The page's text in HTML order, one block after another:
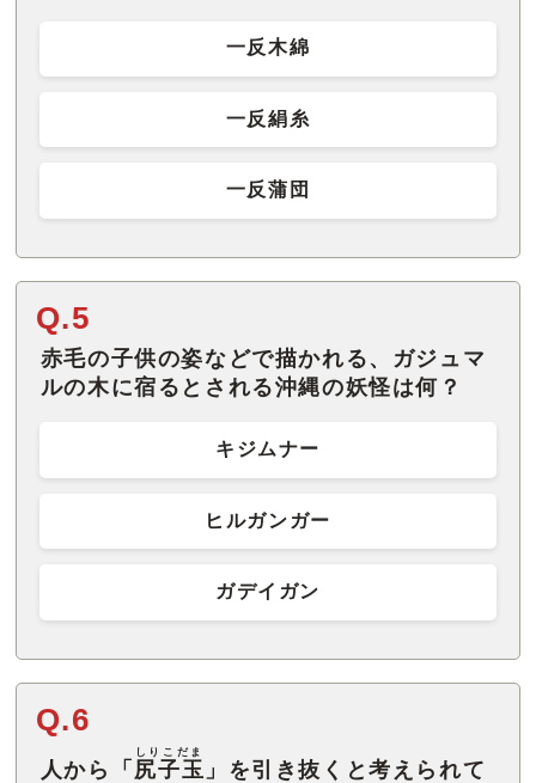
一反木綿
一反絹糸
一反蒲団
Q.5
赤毛の子供の姿などで描かれる、ガジュマ
ルの木に宿るとされる沖縄の妖怪は何？
キジムナー
ヒルガンガー
ガデイガン
Q.6
人から「 尻子玉
しりこだま
」を引き抜くと考えられて